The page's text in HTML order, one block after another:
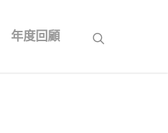
年度回顧